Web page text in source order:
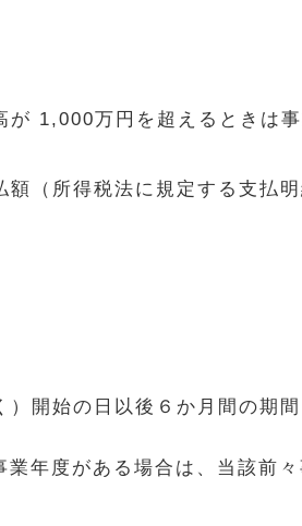
1,000万円を超えるときは
（所得税法に規定する支払
）開始の日以後６か月間の期
年度がある場合は、当該前々